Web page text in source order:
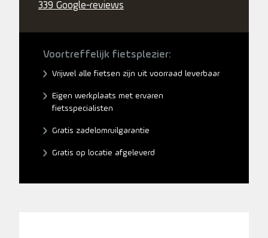
339 Google-reviews
Voortreffelijk fietsplezier:
Vrijwel alle fietsen zijn uit voorraad leverbaar
Eigen werkplaats met ervaren
fietsspecialisten
Gratis zadelomruilgarantie
Gratis op locatie afgeleverd